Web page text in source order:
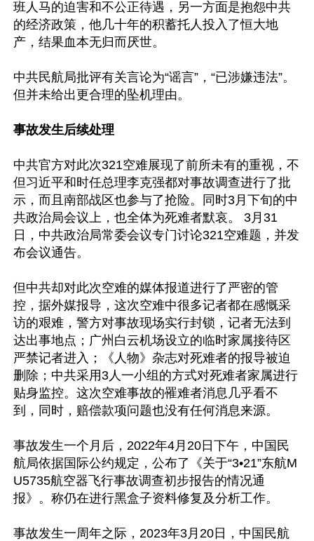
班人马的迫害和不公正待遇，另一方面是抱怨中共
的经济政策，他几十年的积蓄托人投入了恒大地
产，结果血本无归而厌世。
中共民航局批评有关言论为“谣言”，“已涉嫌违法”。
但并未给出更合理的坠机理由。
事故发生后续处理
中共官方对此次321空难展现了前所未有的重视，不
但习近平和时任总理李克强都对事故调查进行了批
示，而且南部战区也参与了抢险。同时3月下旬的中
共政治局会议上，也全体为死难者默哀。 3月31
日，中共政治局常委会议专门讨论321空难题，并发
布会议通告。
但中共却对此次空难的媒体报道进行了严密的管
控，据外媒报导，这次空难中很多记者都在感慨采
访的艰难，警方对事故现场实行封锁，记者无法到
达出事地点；广州白云机场设立的临时家属接待区
严禁记者进入；《人物》杂志对死难者的报导被迫
删除；中共采用3人一小组的方式对死难者家属进行
贴身监控。这次空难事故的罹难者消息几乎看不
到，同时，赔偿款项问题也没有任何消息来源。
事故发生一个月后，2022年4月20日下午，中国民
航局依据国际公约规定，公布了《关于“3•21”东航M
U5735航空器飞行事故调查初步报告的情况通
报》。称仍在进行黑盒子资料修复及分析工作。
事故发生一周年之际，2023年3月20日，中国民航